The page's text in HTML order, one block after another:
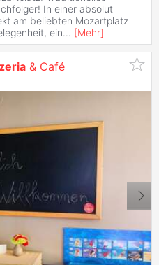
In einer absolut
am beliebten Mozartplatz
ein... [Mehr]
& Café